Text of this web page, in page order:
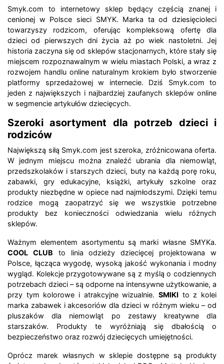
Smyk.com to internetowy sklep będący częścią znanej i
cenionej w Polsce sieci SMYK. Marka ta od dziesięcioleci
towarzyszy rodzicom, oferując kompleksową ofertę dla
dzieci od pierwszych dni życia aż po wiek nastoletni. Jej
historia zaczyna się od sklepów stacjonarnych, które stały się
miejscem rozpoznawalnym w wielu miastach Polski, a wraz z
rozwojem handlu online naturalnym krokiem było stworzenie
platformy sprzedażowej w internecie. Dziś Smyk.com to
jeden z największych i najbardziej zaufanych sklepów online
w segmencie artykułów dziecięcych.
Szeroki asortyment dla potrzeb dzieci i
rodziców
Największą siłą Smyk.com jest szeroka, zróżnicowana oferta.
W jednym miejscu można znaleźć ubrania dla niemowląt,
przedszkolaków i starszych dzieci, buty na każdą porę roku,
zabawki, gry edukacyjne, książki, artykuły szkolne oraz
produkty niezbędne w opiece nad najmłodszymi. Dzięki temu
rodzice mogą zaopatrzyć się we wszystkie potrzebne
produkty bez konieczności odwiedzania wielu różnych
sklepów.
Ważnym elementem asortymentu są marki własne SMYKa.
COOL CLUB to linia odzieży dziecięcej projektowana w
Polsce, łącząca wygodę, wysoką jakość wykonania i modny
wygląd. Kolekcje przygotowywane są z myślą o codziennych
potrzebach dzieci – są odporne na intensywne użytkowanie, a
przy tym kolorowe i atrakcyjne wizualnie. SMIKI to z kolei
marka zabawek i akcesoriów dla dzieci w różnym wieku – od
pluszaków dla niemowląt po zestawy kreatywne dla
starszaków. Produkty te wyróżniają się dbałością o
bezpieczeństwo oraz rozwój dziecięcych umiejętności.
Oprócz marek własnych w sklepie dostępne są produkty